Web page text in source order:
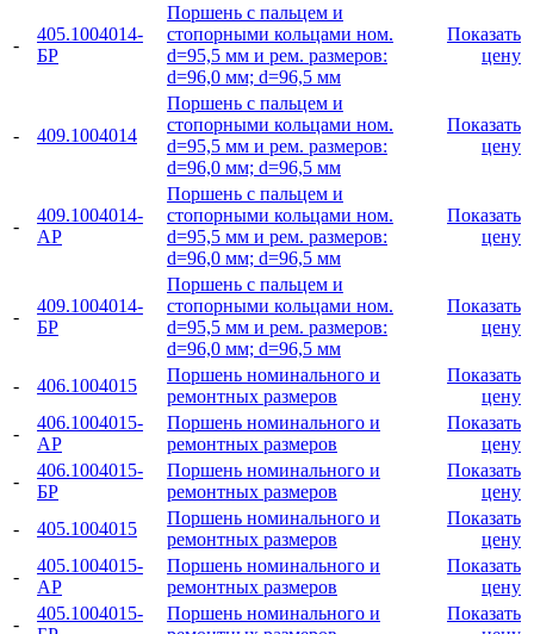
-
405.1004014-
БР
Поршень с пальцем и
стопорными кольцами ном.
d=95,5 мм и рем. размеров:
d=96,0 мм; d=96,5 мм
Показать
цену
- 409.1004014
Поршень с пальцем и
стопорными кольцами ном.
d=95,5 мм и рем. размеров:
d=96,0 мм; d=96,5 мм
Показать
цену
-
409.1004014-
АР
Поршень с пальцем и
стопорными кольцами ном.
d=95,5 мм и рем. размеров:
d=96,0 мм; d=96,5 мм
Показать
цену
-
409.1004014-
БР
Поршень с пальцем и
стопорными кольцами ном.
d=95,5 мм и рем. размеров:
d=96,0 мм; d=96,5 мм
Показать
цену
- 406.1004015
Поршень номинального и
ремонтных размеров
Показать
цену
-
406.1004015-
АР
Поршень номинального и
ремонтных размеров
Показать
цену
-
406.1004015-
БР
Поршень номинального и
ремонтных размеров
Показать
цену
-
405.1004015
Поршень номинального и
ремонтных размеров
Показать
цену
-
405.1004015-
АР
Поршень номинального и
ремонтных размеров
Показать
цену
-
405.1004015-
Поршень номинального и
Показать